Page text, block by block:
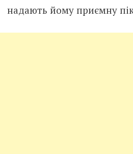
надають йому приємну